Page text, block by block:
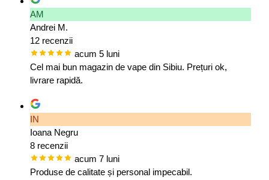
AM
Andrei M.
12 recenzii
acum 5 luni
Cel mai bun magazin de vape din Sibiu. Prețuri ok,
livrare rapidă.
IN
Ioana Negru
8 recenzii
acum 7 luni
Produse de calitate și personal impecabil.